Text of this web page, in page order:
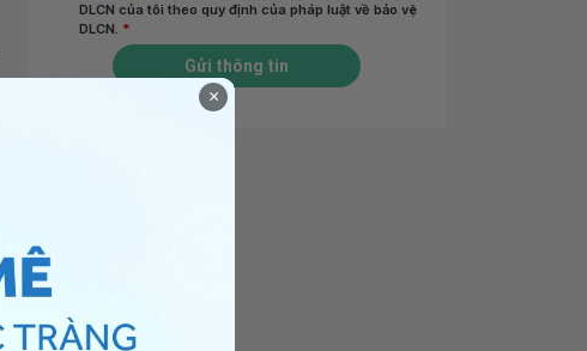
DLCN của tôi theo quy định của pháp luật về bảo vệ
DLCN. *
Gửi thông tin
×